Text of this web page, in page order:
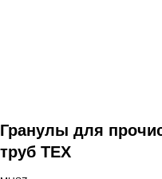
Гранулы для
труб TEX